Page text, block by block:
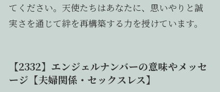
てください。天使たちはあなたに、思いやりと誠
実さを通じて絆を再構築する力を授けています。
【2332】エンジェルナンバーの意味やメッセ
ージ【夫婦関係・セックスレス】